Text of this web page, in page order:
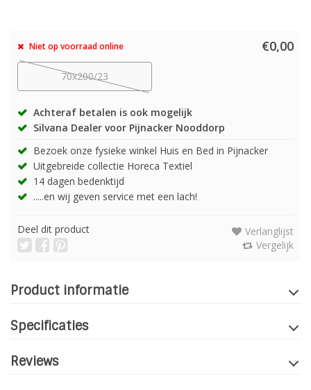
Niet op voorraad online €0,00
70x200/23
Achteraf betalen is ook mogelijk
Silvana Dealer voor Pijnacker Nooddorp
Bezoek onze fysieke winkel Huis en Bed in Pijnacker
Uitgebreide collectie Horeca Textiel
14 dagen bedenktijd
.....en wij geven service met een lach!
Deel dit product
Verlanglijst
Vergelijk
Product informatie
Specificaties
Reviews